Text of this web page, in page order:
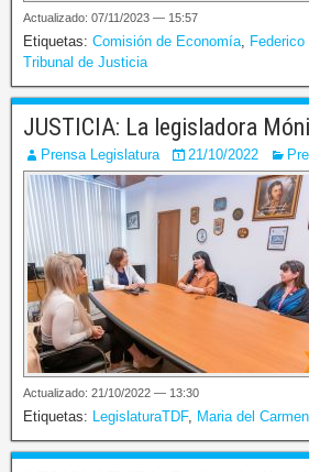
Actualizado: 07/11/2023 — 15:57
Etiquetas: Comisión de Economía,
Tribunal de Justicia
JUSTICIA: La legisladora
Prensa Legislatura 21/10/2022
Actualizado: 21/10/2022 — 13:30
Etiquetas: LegislaturaTDF, Maria del